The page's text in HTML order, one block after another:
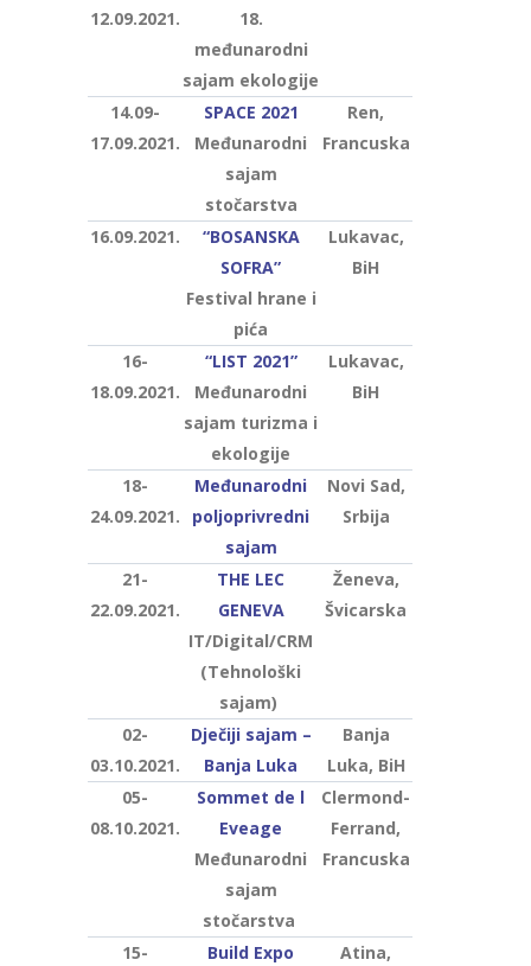
12.09.2021.
18.
međunarodni
sajam ekologije
14.09-
17.09.2021.
SPACE 2021
Međunarodni
sajam
stočarstva
Ren,
Francuska
16.09.2021.
“BOSANSKA
SOFRA”
Festival hrane i
pića
Lukavac,
BiH
16-
18.09.2021.
“LIST 2021”
Međunarodni
sajam turizma i
ekologije
Lukavac,
BiH
18-
24.09.2021.
Međunarodni
poljoprivredni
sajam
Novi Sad,
Srbija
21-
22.09.2021.
THE LEC
GENEVA
IT/Digital/CRM
(Tehnološki
sajam)
Ženeva,
Švicarska
02-
03.10.2021.
Dječiji sajam –
Banja Luka
Banja
Luka, BiH
05-
08.10.2021.
Sommet de l
Eveage
Međunarodni
sajam
stočarstva
Clermond-
Ferrand,
Francuska
15- Build Expo Atina,